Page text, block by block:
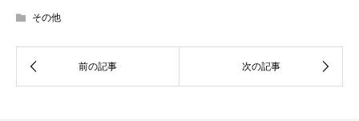
その他